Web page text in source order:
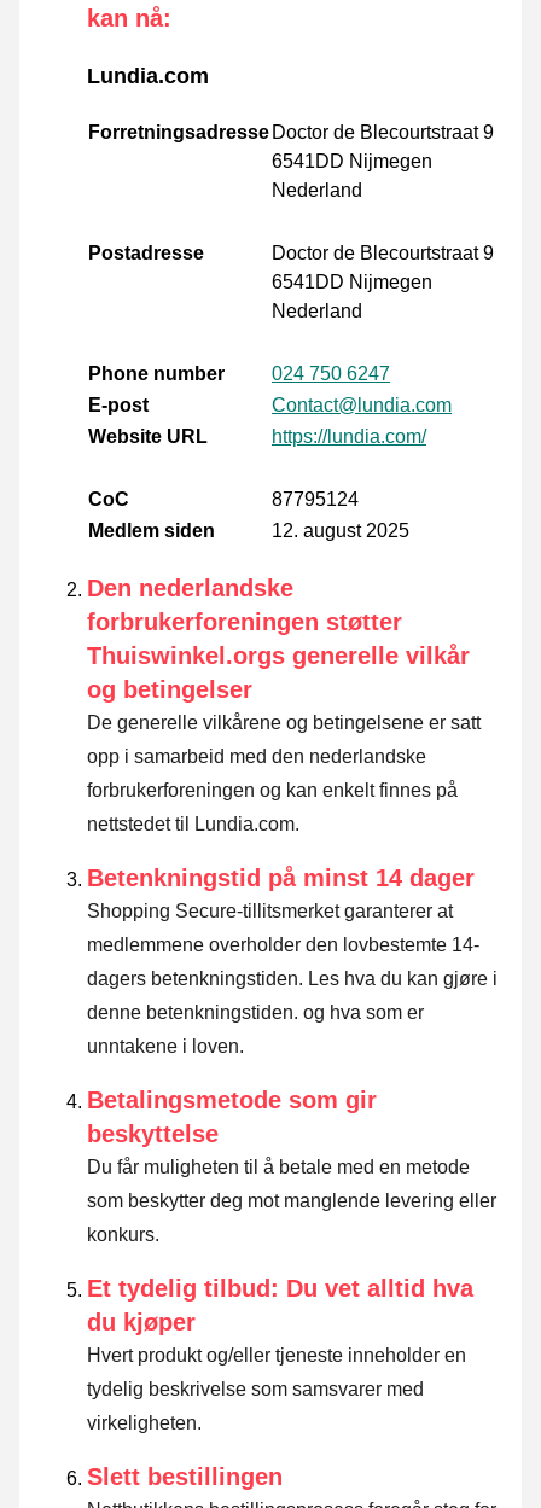
kan nå:
Lundia.com
Forretningsadresse Doctor de Blecourtstraat 9
6541DD Nijmegen
Nederland
Postadresse
Doctor de Blecourtstraat 9
6541DD Nijmegen
Nederland
Phone number
024 750 6247
E-post
Contact@lundia.com
Website URL
https://lundia.com/
CoC
87795124
Medlem siden
12. august 2025
Den nederlandske
forbrukerforeningen støtter
Thuiswinkel.orgs generelle vilkår
og betingelser
De generelle vilkårene og betingelsene er satt
opp i samarbeid med den nederlandske
forbrukerforeningen og kan enkelt finnes på
nettstedet til Lundia.com.
Betenkningstid på minst 14 dager
Shopping Secure-tillitsmerket garanterer at
medlemmene overholder den lovbestemte 14-
dagers betenkningstiden. Les hva du kan gjøre i
denne betenkningstiden. og hva som er
unntakene i loven.
Betalingsmetode som gir
beskyttelse
Du får muligheten til å betale med en metode
som beskytter deg mot manglende levering eller
konkurs.
Et tydelig tilbud: Du vet alltid hva
du kjøper
Hvert produkt og/eller tjeneste inneholder en
tydelig beskrivelse som samsvarer med
virkeligheten.
Slett bestillingen